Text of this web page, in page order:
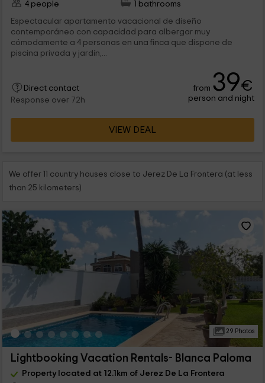
4 people
1 bathrooms
Espectacular apartamento vacacional de diseño
contemporáneo con capacidad para albergar muy
cómodamente a 4 personas en una finca que dispone de
piscina privada y jardín,...
Direct contact
Response over 72h
from 39€
person and night
VIEW DEAL
We offer 11 country houses close to Jerez De La Frontera (at less
than 25 kilometers)
29 Photos
Lightbooking Vacation Rentals- Blanca Paloma
Property located at 12.1km of Jerez De La Frontera